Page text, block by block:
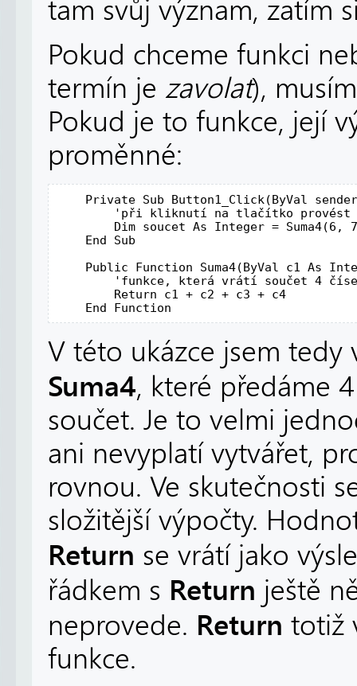
tam svůj význam, zatím
Pokud chceme funkci
termín je zavolat),
Pokud je to funkce, její
proměnné:
Private Sub Button1_Click(ByVal
'při kliknutí na tlačítko provést
Dim soucet As Integer =
End
Sub
Public
Function Suma4(ByVal c1 As
'funkce, která vrátí součet 4
Return c1 + c2 + c3 + c4
End
Function
V této ukázce jsem
Suma4, které předáme
součet. Je to velmi
ani nevyplatí vytvářet,
rovnou. Ve skutečnosti
složitější výpočty.
Return se vrátí jako
řádkem s Return ještě
neprovede. Return totiž
funkce.